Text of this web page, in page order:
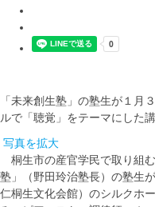
「未来創生塾」の塾生が１月
ルで「聴覚」をテーマにした
写真を拡大
桐生市の産官学民で取り組
塾」（野田玲治塾長）の塾生
仁桐生文化会館）のシルクホ